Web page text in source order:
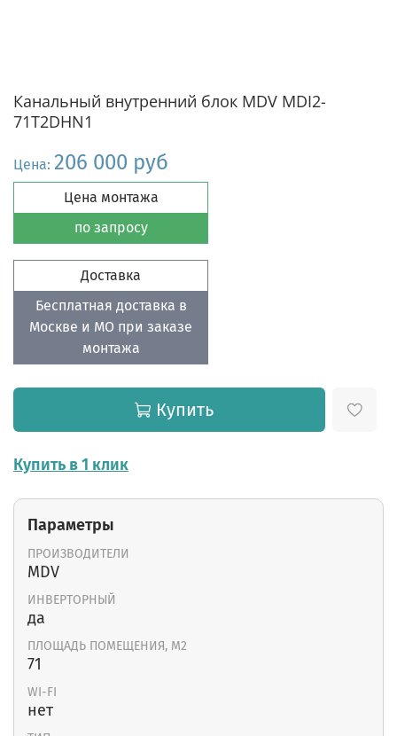
Канальный внутренний блок MDV MDI2-
71T2DHN1
Цена: 206 000 руб
Цена монтажа
по запросу
Доставка
Бесплатная доставка в
Москве и МО при заказе
монтажа
Купить
Купить в 1 клик
Параметры
ПРОИЗВОДИТЕЛИ
MDV
ИНВЕРТОРНЫЙ
да
ПЛОЩАДЬ ПОМЕЩЕНИЯ, М2
71
WI-FI
нет